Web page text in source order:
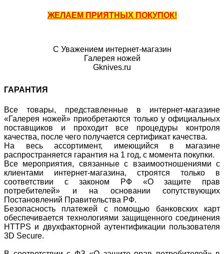
ЖЕЛАЕМ ПРИЯТНЫХ ПОКУПОК!
С Уважением интернет-магазин
Галерея ножей
Gknives.ru
ГАРАНТИЯ
Все товары, представленные в интернет-магазине
«Галерея ножей» приобретаются только у официальных
поставщиков и проходит все процедуры контроля
качества, после чего получается сертификат качества.
На весь ассортимент, имеющийся в магазине
распространяется гарантия на 1 год, с момента покупки.
Все мероприятия, связанные с взаимоотношениями с
клиентами интернет-магазина, строятся только в
соответствии с законом РФ «О защите прав
потребителей» и на основании сопутствующих
Постановлений Правительства РФ.
Безопасность платежей с помощью банковских карт
обеспечивается технологиями защищенного соединения
HTTPS и двухфакторной аутентификации пользователя
3D Secure.